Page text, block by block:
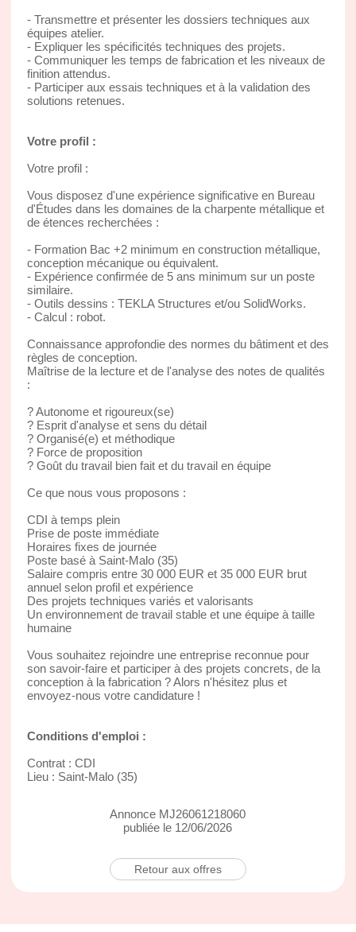
- Transmettre et présenter les dossiers techniques aux
équipes atelier.
- Expliquer les spécificités techniques des projets.
- Communiquer les temps de fabrication et les niveaux de
finition attendus.
- Participer aux essais techniques et à la validation des
solutions retenues.
Votre profil :
Votre profil :
Vous disposez d'une expérience significative en Bureau
d'Études dans les domaines de la charpente métallique et
de étences recherchées :
- Formation Bac +2 minimum en construction métallique,
conception mécanique ou équivalent.
- Expérience confirmée de 5 ans minimum sur un poste
similaire.
- Outils dessins : TEKLA Structures et/ou SolidWorks.
- Calcul : robot.
Connaissance approfondie des normes du bâtiment et des
règles de conception.
Maîtrise de la lecture et de l'analyse des notes de qualités
:
? Autonome et rigoureux(se)
? Esprit d'analyse et sens du détail
? Organisé(e) et méthodique
? Force de proposition
? Goût du travail bien fait et du travail en équipe
Ce que nous vous proposons :
CDI à temps plein
Prise de poste immédiate
Horaires fixes de journée
Poste basé à Saint-Malo (35)
Salaire compris entre 30 000 EUR et 35 000 EUR brut
annuel selon profil et expérience
Des projets techniques variés et valorisants
Un environnement de travail stable et une équipe à taille
humaine
Vous souhaitez rejoindre une entreprise reconnue pour
son savoir-faire et participer à des projets concrets, de la
conception à la fabrication ? Alors n'hésitez plus et
envoyez-nous votre candidature !
Conditions d'emploi :
Contrat : CDI
Lieu : Saint-Malo (35)
Annonce MJ26061218060
publiée le 12/06/2026
Retour aux offres